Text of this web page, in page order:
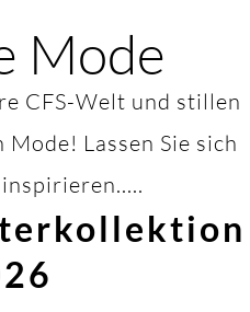
Mode
CFS-Welt und stillen
Mode! Lassen Sie sich